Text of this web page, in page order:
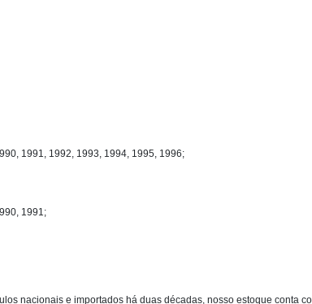
1991, 1992, 1993, 1994, 1995, 1996;
1991;
nacionais e importados há duas décadas, nosso estoque conta